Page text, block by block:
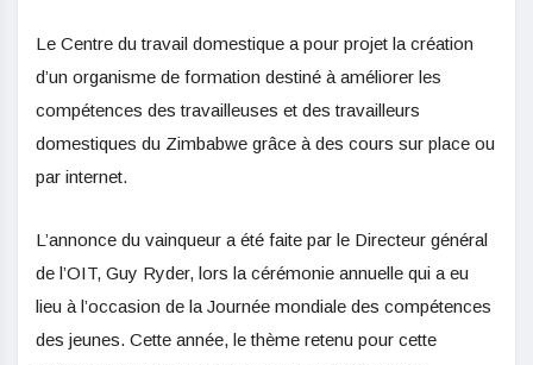
Le Centre du travail domestique a pour projet la création
d’un organisme de formation destiné à améliorer les
compétences des travailleuses et des travailleurs
domestiques du Zimbabwe grâce à des cours sur place ou
par internet.
L’annonce du vainqueur a été faite par le Directeur général
de l’OIT, Guy Ryder, lors la cérémonie annuelle qui a eu
lieu à l’occasion de la Journée mondiale des compétences
des jeunes. Cette année, le thème retenu pour cette